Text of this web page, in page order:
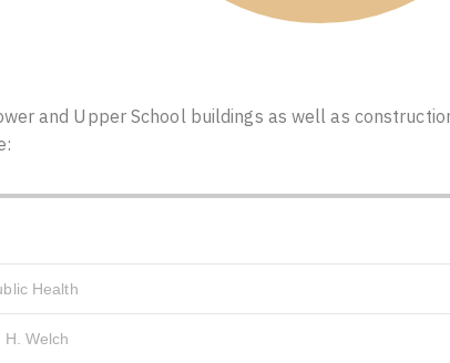
and Upper School buildings as well as
Health
H. Welch